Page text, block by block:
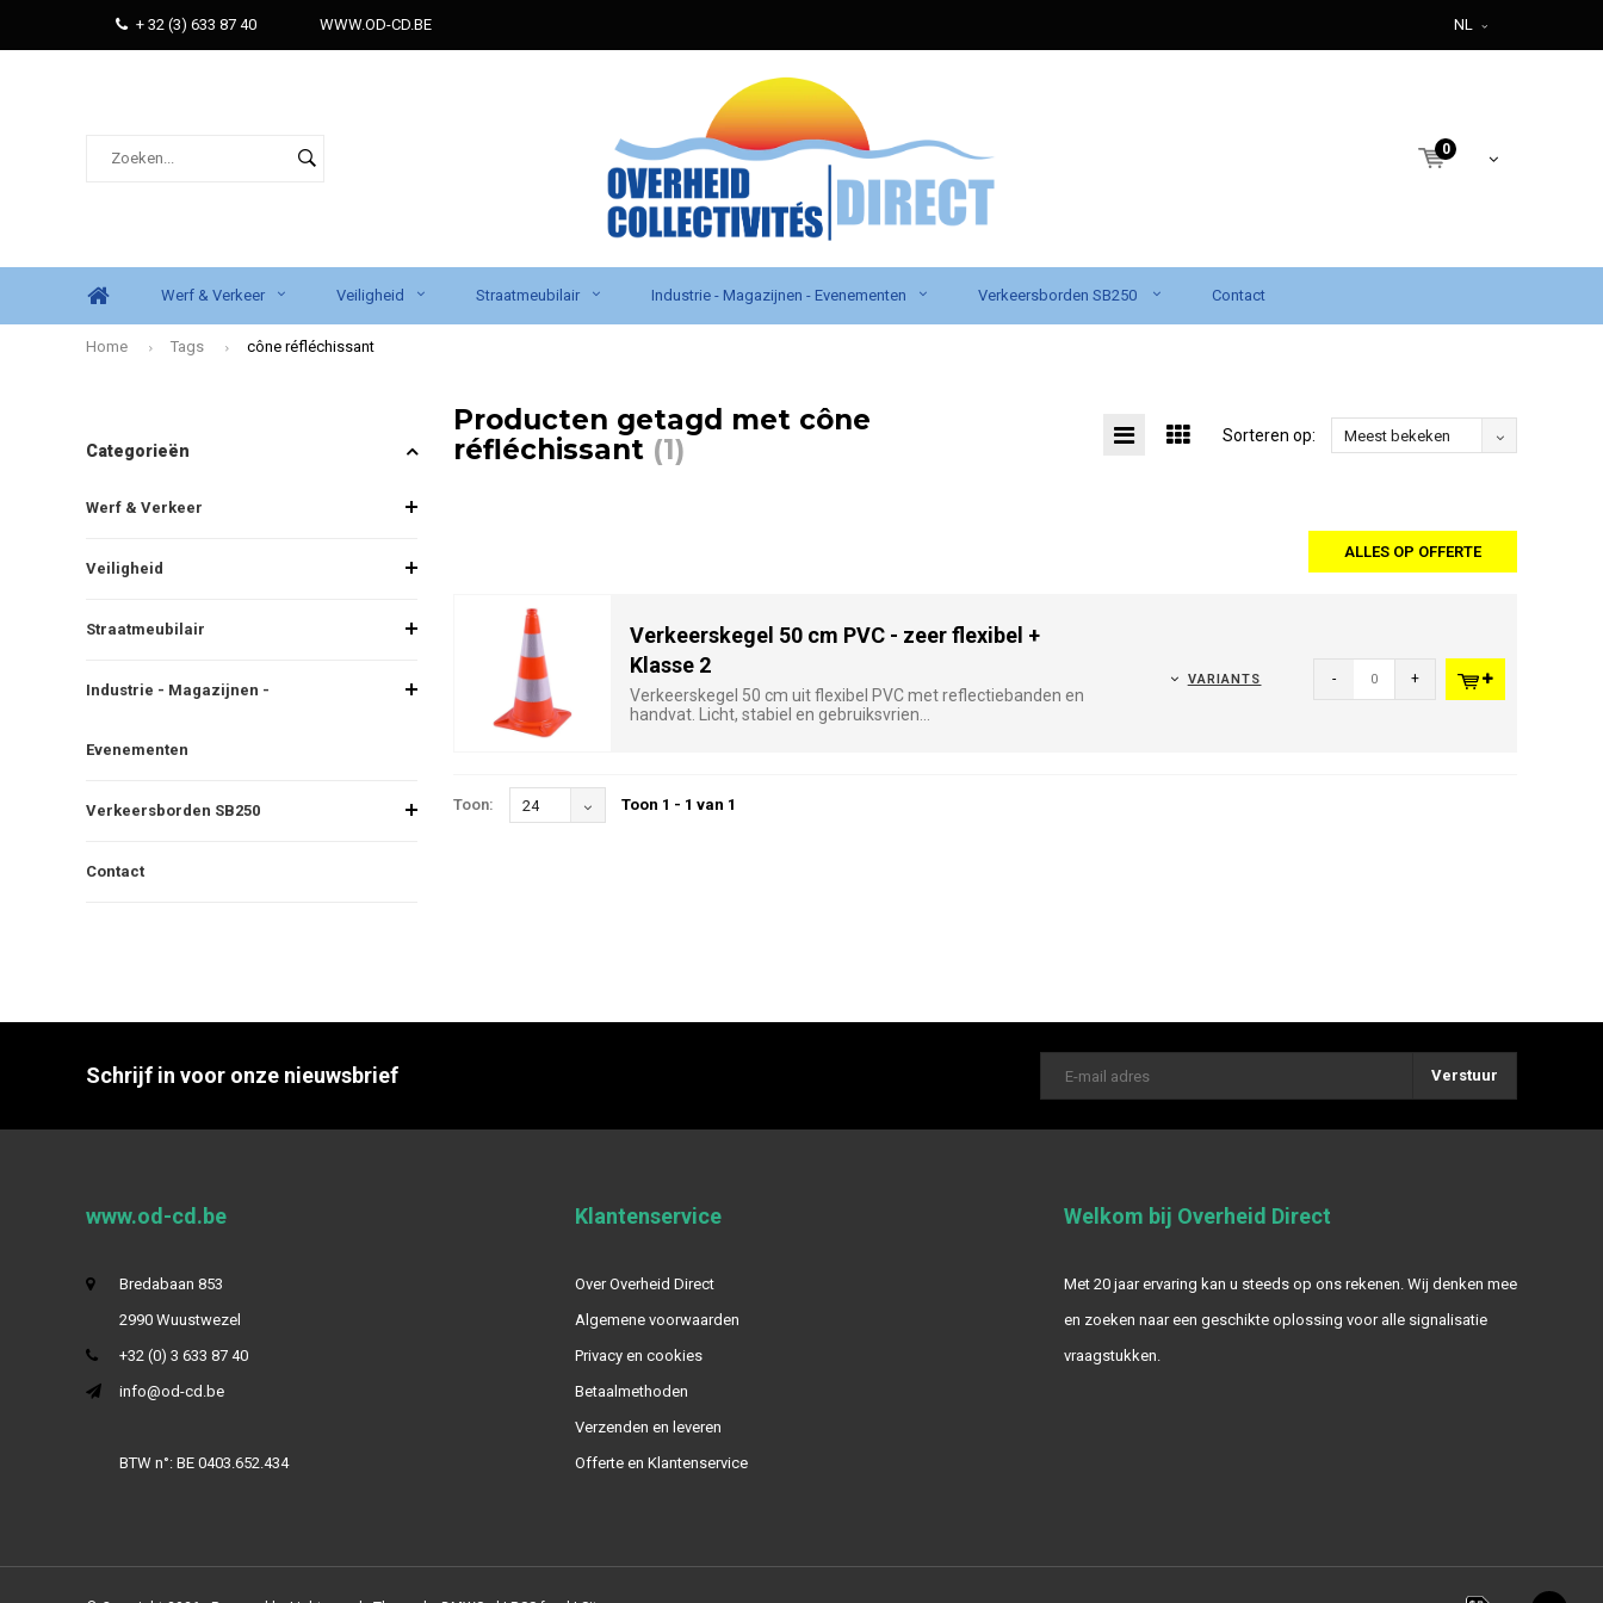
+ 32 (3) 633 87 40 WWW.OD-CD.BE NL
0
Werf & Verkeer Veiligheid Straatmeubilair Industrie - Magazijnen - Evenementen Verkeersborden SB250 Contact
Home Tags cône réfléchissant
Categorieën
Werf & Verkeer
Veiligheid
Straatmeubilair
Industrie - Magazijnen -
Evenementen
Verkeersborden SB250
Contact
Producten getagd met cône
réfléchissant (1) Sorteren op: Meest bekeken
ALLES OP OFFERTE
Verkeerskegel 50 cm PVC - zeer flexibel +
Klasse 2
Verkeerskegel 50 cm uit flexibel PVC met reflectiebanden en
handvat. Licht, stabiel en gebruiksvrien...
VARIANTS - +
Toon: 24 Toon 1 - 1 van 1
Schrijf in voor onze nieuwsbrief Verstuur
www.od-cd.be
Bredabaan 853
2990 Wuustwezel
+32 (0) 3 633 87 40
info@od-cd.be
BTW n°: BE 0403.652.434
Klantenservice
Over Overheid Direct
Algemene voorwaarden
Privacy en cookies
Betaalmethoden
Verzenden en leveren
Offerte en Klantenservice
Welkom bij Overheid Direct
Met 20 jaar ervaring kan u steeds op ons rekenen. Wij denken mee
en zoeken naar een geschikte oplossing voor alle signalisatie
vraagstukken.